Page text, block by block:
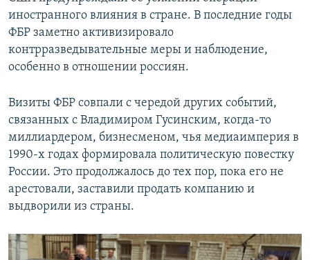
иностранного влияния в стране. В последние годы
ФБР заметно активизировало
контрразведывательные меры и наблюдение,
особенно в отношении россиян.
Визиты ФБР совпали с чередой других событий,
связанных с Владимиром Гусинским, когда-то
миллиардером, бизнесменом, чья медиаимперия в
1990-х годах формировала политическую повестку
России. Это продолжалось до тех пор, пока его не
арестовали, заставили продать компанию и
выдворили из страны.